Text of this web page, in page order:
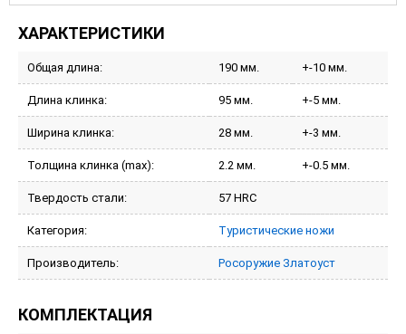
ХАРАКТЕРИСТИКИ
Общая длина: 190 мм. +-10 мм.
Длина клинка: 95 мм. +-5 мм.
Ширина клинка: 28 мм. +-3 мм.
Толщина клинка (max): 2.2 мм. +-0.5 мм.
Твердость стали: 57 HRC
Категория: Туристические ножи
Производитель: Росоружие Златоуст
КОМПЛЕКТАЦИЯ